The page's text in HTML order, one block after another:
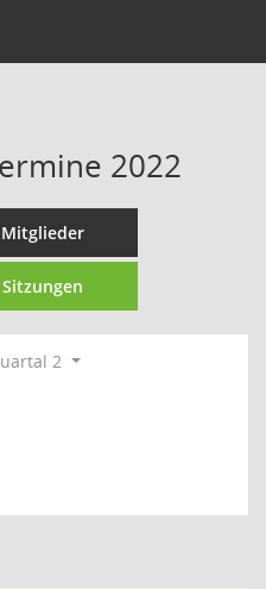
2022
Mitglieder
Sitzungen
2